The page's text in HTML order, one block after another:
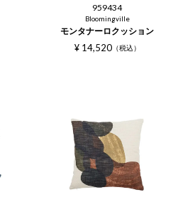
959434
Bloomingville
モンタナーロクッション
¥ 14,520 税込